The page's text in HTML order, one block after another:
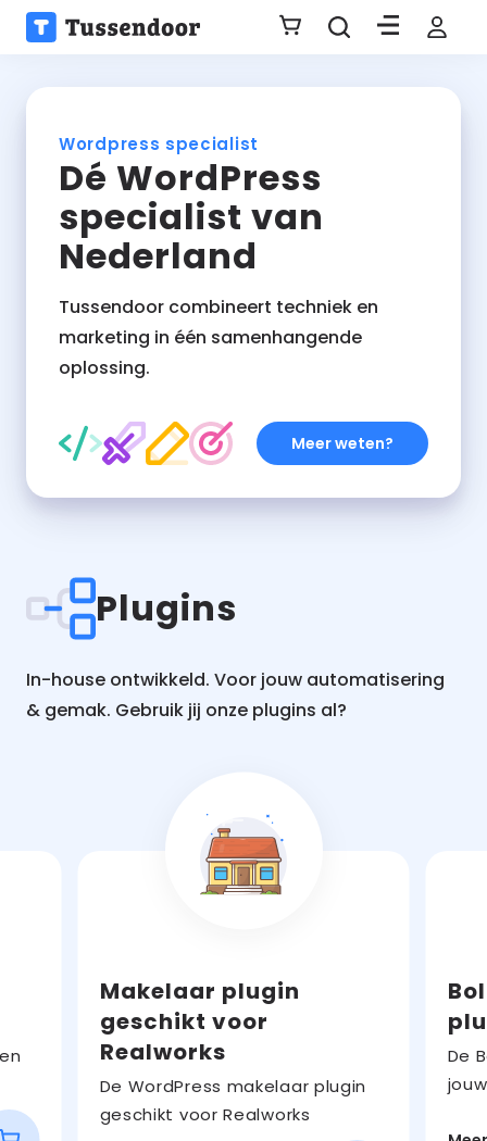
Wordpress specialist
Dé WordPress
specialist van
Nederland
Tussendoor combineert techniek en
marketing in één samenhangende
oplossing.
Meer weten?
Plugins
In-house ontwikkeld. Voor jouw automatisering
& gemak. Gebruik jij onze plugins al?
plugin
geschikt
voor
Realworks
Makelaar plugin
geschikt voor
Realworks
De WordPress makelaar plugin
geschikt voor Realworks
plugin
De